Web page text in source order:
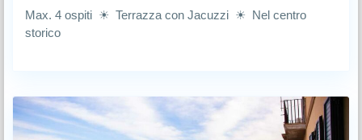
Max. 4 ospiti ☀ Terrazza con Jacuzzi ☀ Nel centro
storico